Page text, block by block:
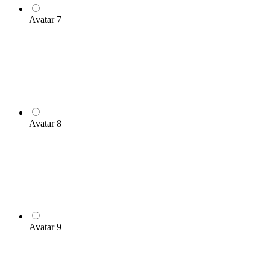
Avatar 7
Avatar 8
Avatar 9